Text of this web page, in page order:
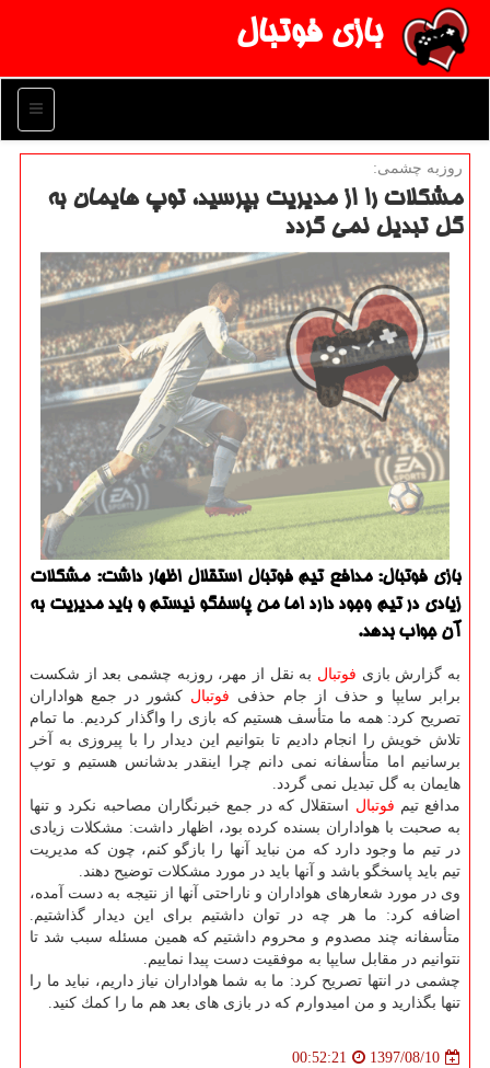
بازی فوتبال
منو
روزبه چشمی:
مشكلات را از مدیریت بپرسید، توپ هایمان به
گل تبدیل نمی گردد
بازی فوتبال: مدافع تیم فوتبال استقلال اظهار داشت: مشكلات
زیادی در تیم وجود دارد اما من پاسخگو نیستم و باید مدیریت به
آن جواب بدهد.
به گزارش بازی فوتبال به نقل از مهر، روزبه چشمی بعد از شكست
برابر سایپا و حذف از جام حذفی فوتبال كشور در جمع هواداران
تصریح كرد: همه ما متأسف هستیم كه بازی را واگذار كردیم. ما تمام
تلاش خویش را انجام دادیم تا بتوانیم این دیدار را با پیروزی به آخر
برسانیم اما متأسفانه نمی دانم چرا اینقدر بدشانس هستیم و توپ
هایمان به گل تبدیل نمی گردد.
مدافع تیم فوتبال استقلال كه در جمع خبرنگاران مصاحبه نكرد و تنها
به صحبت با هواداران بسنده كرده بود، اظهار داشت: مشكلات زیادی
در تیم ما وجود دارد كه من نباید آنها را بازگو كنم، چون كه مدیریت
تیم باید پاسخگو باشد و آنها باید در مورد مشكلات توضیح دهند.
وی در مورد شعارهای هواداران و ناراحتی آنها از نتیجه به دست آمده،
اضافه كرد: ما هر چه در توان داشتیم برای این دیدار گذاشتیم.
متأسفانه چند مصدوم و محروم داشتیم كه همین مسئله سبب شد تا
نتوانیم در مقابل سایپا به موفقیت دست پیدا نماییم.
چشمی در انتها تصریح كرد: ما به شما هواداران نیاز داریم، نباید ما را
تنها بگذارید و من امیدوارم كه در بازی های بعد هم ما را كمك كنید.
1397/08/10
00:52:21